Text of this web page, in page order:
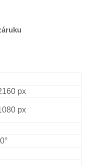
px
px